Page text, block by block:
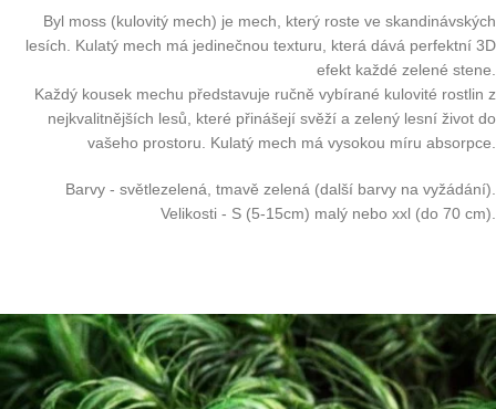
Byl moss (kulovitý mech) je mech, který roste ve skandinávských
lesích. Kulatý mech má jedinečnou texturu, která dává perfektní 3D
efekt každé zelené stene.
Každý kousek mechu představuje ručně vybírané kulovité rostlin z
nejkvalitnějších lesů, které přinášejí svěží a zelený lesní život do
vašeho prostoru. Kulatý mech má vysokou míru absorpce.
Barvy - světlezelená, tmavě zelená (další barvy na vyžádání).
Velikosti - S (5-15cm) malý nebo xxl (do 70 cm).